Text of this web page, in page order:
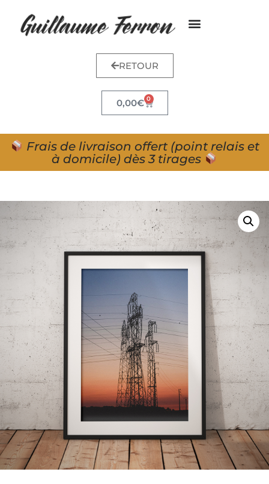
RETOUR
0,00€ 0
Frais de livraison offert (point relais et
à domicile) dès 3 tirages